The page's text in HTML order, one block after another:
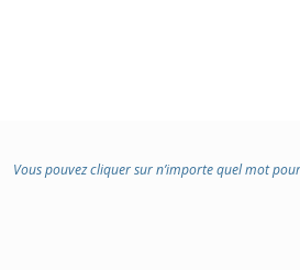
Vous pouvez cliquer sur n’importe quel mot